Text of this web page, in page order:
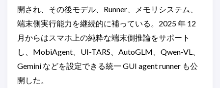
開され、その後モデル、Runner、メモリシステム、
端末側実行能力を継続的に補っている。2025 年 12
月からはスマホ上の純粋な端末側推論をサポート
し、MobiAgent、UI-TARS、AutoGLM、Qwen-VL、
Gemini などを設定できる統一 GUI agent runner も公
開した。